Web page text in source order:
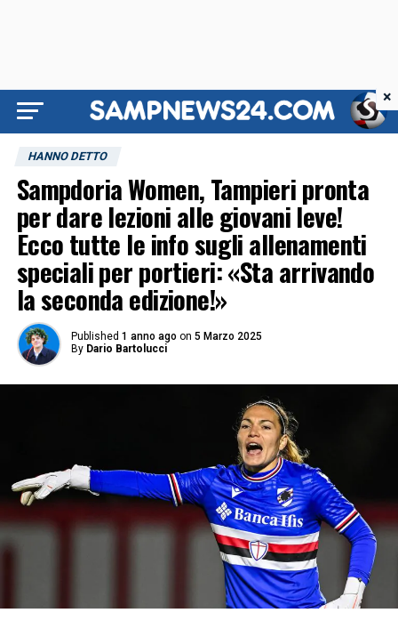
HANNO DETTO
Sampdoria Women, Tampieri pronta
per dare lezioni alle giovani leve!
Ecco tutte le info sugli allenamenti
speciali per portieri: «Sta arrivando
la seconda edizione!»
Published 1 anno ago on 5 Marzo 2025
By Dario Bartolucci
×